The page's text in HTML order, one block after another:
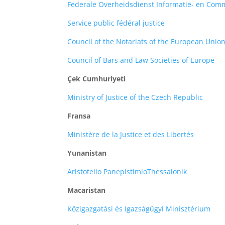
Federale Overheidsdienst Informatie- en
Service public fédéral justice
Council of the Notariats of the European Union
Council of Bars and Law Societies of Europe
Çek Cumhuriyeti
Ministry of Justice of the Czech Republic
Fransa
Ministère de la Justice et des Libertés
Yunanistan
Aristotelio PanepistimioThessalonik
Macaristan
Közigazgatási és Igazságügyi Minisztérium